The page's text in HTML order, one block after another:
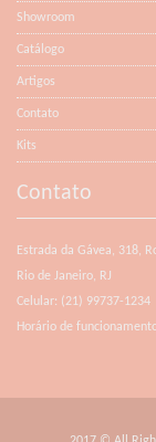
Showroom
Catálogo
Artigos
Contato
Kits
Contato
Estrada da Gávea, 318,
Rio de Janeiro, RJ
Celular: (21) 99737-1234
Horário de